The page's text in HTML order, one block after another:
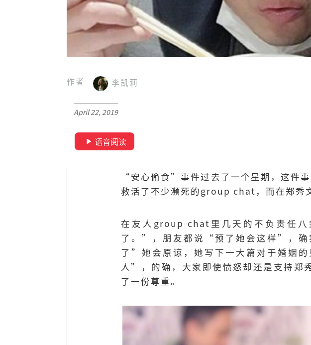
作者 李凯莉
April 22, 2019
语音阅读
“安心偷食”事件过去了一个星期，这件
救活了不少濒死的group chat，而在郑秀
在友人group chat里几天的不负责任
了。”，朋友都说“预了她会这样”，确
了”她会原谅，她写下一大篇对于婚姻
人”，的确，大家即使愤怒却还是支持郑
了一份尊重。